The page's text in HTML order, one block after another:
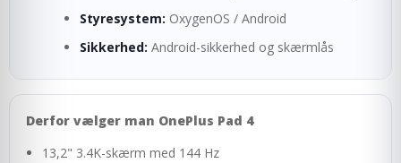
Styresystem: OxygenOS / Android
Sikkerhed: Android-sikkerhed og skærmlås
Derfor vælger man OnePlus Pad 4
13,2" 3.4K-skærm med 144 Hz